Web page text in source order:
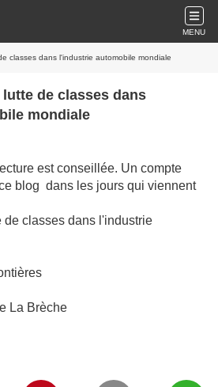
MENU
classes dans l'industrie automobile mondiale
de classes dans
mondiale
est conseillée. Un compte
blog dans les jours qui viennent
de classes dans l'industrie
La Brèche